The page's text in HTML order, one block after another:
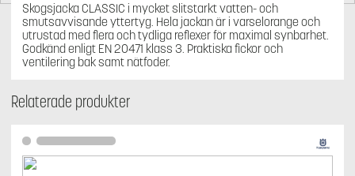
Skogsjacka CLASSIC i mycket slitstarkt vatten- och
smutsavvisande yttertyg. Hela jackan är i varselorange och
utrustad med flera och tydliga reflexer för maximal synbarhet.
Godkänd enligt EN 20471 klass 3. Praktiska fickor och
ventilering bak samt nätfoder.
Relaterade produkter